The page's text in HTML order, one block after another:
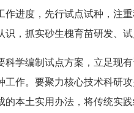
作进度，先行试点试种，注
，抓实砂生槐育苗研发、
科学编制试点方案，立足现
工作。要聚力核心技术科研
的本土实用办法，将传统实